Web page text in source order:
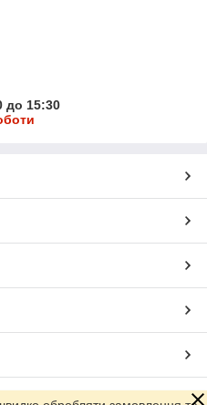
до 15:30
Prom.ua